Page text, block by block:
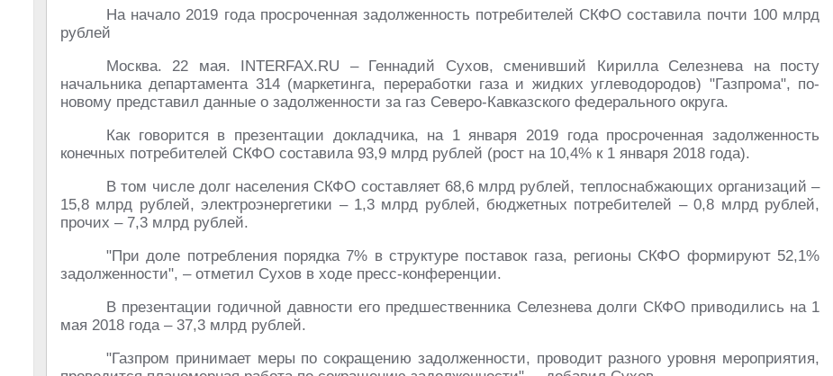
На начало 2019 года просроченная задолженность потребителей СКФО составила почти 100 млрд
рублей
Москва. 22 мая. INTERFAX.RU – Геннадий Сухов, сменивший Кирилла Селезнева на посту
начальника департамента 314 (маркетинга, переработки газа и жидких углеводородов) "Газпрома", по-
новому представил данные о задолженности за газ Северо-Кавказского федерального округа.
Как говорится в презентации докладчика, на 1 января 2019 года просроченная задолженность
конечных потребителей СКФО составила 93,9 млрд рублей (рост на 10,4% к 1 января 2018 года).
В том числе долг населения СКФО составляет 68,6 млрд рублей, теплоснабжающих организаций –
15,8 млрд рублей, электроэнергетики – 1,3 млрд рублей, бюджетных потребителей – 0,8 млрд рублей,
прочих – 7,3 млрд рублей.
"При доле потребления порядка 7% в структуре поставок газа, регионы СКФО формируют 52,1%
задолженности", – отметил Сухов в ходе пресс-конференции.
В презентации годичной давности его предшественника Селезнева долги СКФО приводились на 1
мая 2018 года – 37,3 млрд рублей.
"Газпром принимает меры по сокращению задолженности, проводит разного уровня мероприятия,